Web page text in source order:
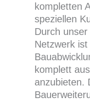
kompletten
speziellen
Durch
Netzwerk
komplett
anzubieten.